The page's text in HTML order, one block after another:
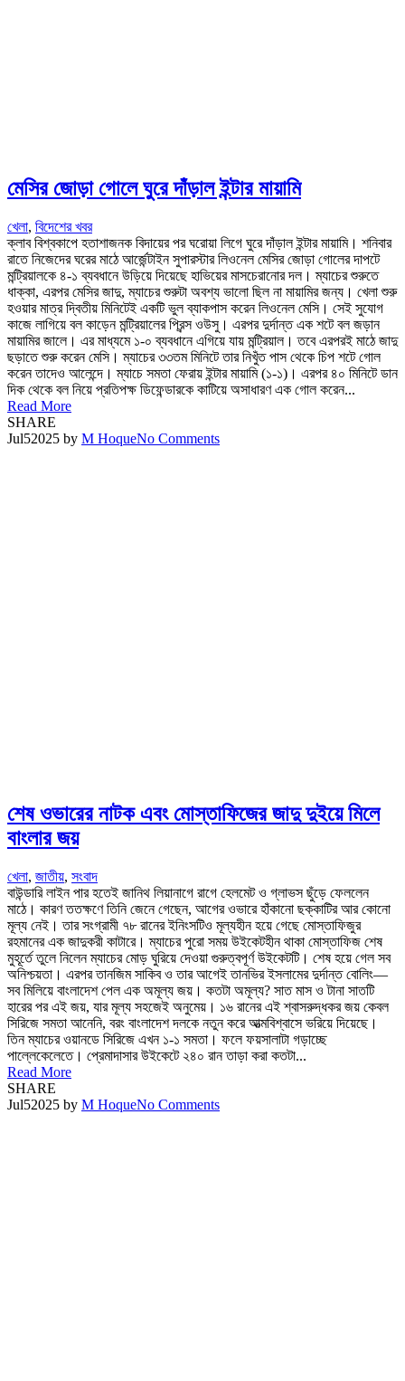
মেসির জোড়া গোলে ঘুরে দাঁড়াল ইন্টার মায়ামি
খেলা, বিদেশের খবর
ক্লাব বিশ্বকাপে হতাশাজনক বিদায়ের পর ঘরোয়া লিগে ঘুরে দাঁড়াল ইন্টার মায়ামি। শনিবার
রাতে নিজেদের ঘরের মাঠে আর্জেন্টাইন সুপারস্টার লিওনেল মেসির জোড়া গোলের দাপটে
মন্ট্রিয়ালকে ৪-১ ব্যবধানে উড়িয়ে দিয়েছে হাভিয়ের মাসচেরানোর দল। ম্যাচের শুরুতে
ধাক্কা, এরপর মেসির জাদু, ম্যাচের শুরুটা অবশ্য ভালো ছিল না মায়ামির জন্য। খেলা শুরু
হওয়ার মাত্র দ্বিতীয় মিনিটেই একটি ভুল ব্যাকপাস করেন লিওনেল মেসি। সেই সুযোগ
কাজে লাগিয়ে বল কাড়েন মন্ট্রিয়ালের প্রিন্স ওউসু। এরপর দুর্দান্ত এক শটে বল জড়ান
মায়ামির জালে। এর মাধ্যমে ১-০ ব্যবধানে এগিয়ে যায় মন্ট্রিয়াল। তবে এরপরই মাঠে জাদু
ছড়াতে শুরু করেন মেসি। ম্যাচের ৩৩তম মিনিটে তার নিখুঁত পাস থেকে চিপ শটে গোল
করেন তাদেও আলেন্দে। ম্যাচে সমতা ফেরায় ইন্টার মায়ামি (১-১)। এরপর ৪০ মিনিটে ডান
দিক থেকে বল নিয়ে প্রতিপক্ষ ডিফেন্ডারকে কাটিয়ে অসাধারণ এক গোল করেন...
Read More
SHARE
Jul52025 by M HoqueNo Comments
শেষ ওভারের নাটক এবং মোস্তাফিজের জাদু দুইয়ে মিলে
বাংলার জয়
খেলা, জাতীয়, সংবাদ
বাউন্ডারি লাইন পার হতেই জানিথ লিয়ানাগে রাগে হেলমেট ও গ্লাভস ছুঁড়ে ফেললেন
মাঠে। কারণ ততক্ষণে তিনি জেনে গেছেন, আগের ওভারে হাঁকানো ছক্কাটির আর কোনো
মূল্য নেই। তার সংগ্রামী ৭৮ রানের ইনিংসটিও মূল্যহীন হয়ে গেছে মোস্তাফিজুর
রহমানের এক জাদুকরী কাটারে। ম্যাচের পুরো সময় উইকেটহীন থাকা মোস্তাফিজ শেষ
মুহূর্তে তুলে নিলেন ম্যাচের মোড় ঘুরিয়ে দেওয়া গুরুত্বপূর্ণ উইকেটটি। শেষ হয়ে গেল সব
অনিশ্চয়তা। এরপর তানজিম সাকিব ও তার আগেই তানভির ইসলামের দুর্দান্ত বোলিং—
সব মিলিয়ে বাংলাদেশ পেল এক অমূল্য জয়। কতটা অমূল্য? সাত মাস ও টানা সাতটি
হারের পর এই জয়, যার মূল্য সহজেই অনুমেয়। ১৬ রানের এই শ্বাসরুদ্ধকর জয় কেবল
সিরিজে সমতা আনেনি, বরং বাংলাদেশ দলকে নতুন করে আত্মবিশ্বাসে ভরিয়ে দিয়েছে।
তিন ম্যাচের ওয়ানডে সিরিজে এখন ১-১ সমতা। ফলে ফয়সালাটা গড়াচ্ছে
পাল্লেকেলেতে। প্রেমাদাসার উইকেটে ২৪০ রান তাড়া করা কতটা...
Read More
SHARE
Jul52025 by M HoqueNo Comments